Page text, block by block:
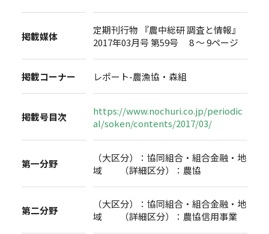
掲載媒体
定期刊行物 『農中総研 調査と情報』
2017年03月号 第59号 8 ～ 9ページ
掲載コーナー レポート-農漁協・森組
掲載号目次
https://www.nochuri.co.jp/periodic
al/soken/contents/2017/03/
第一分野
（大区分）：協同組合・組合金融・地
域 （詳細区分）：農協
第二分野
（大区分）：協同組合・組合金融・地
域 （詳細区分）：農協信用事業